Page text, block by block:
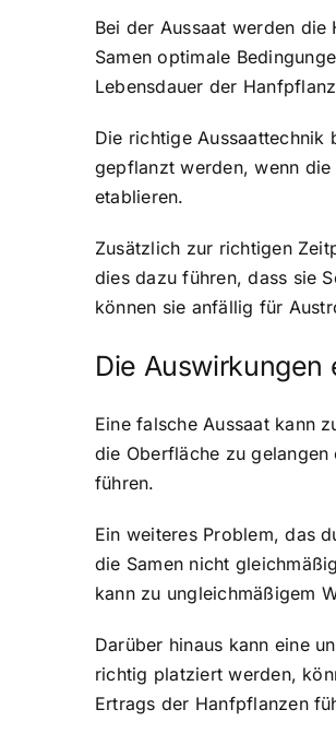
Bei der Aussaat werden
Samen optimale
Lebensdauer der
Die richtige Aussaattechnik
gepflanzt werden, wenn
etablieren.
Zusätzlich zur richtigen
dies dazu führen, dass sie
können sie anfällig für
Die Auswirkungen
Eine falsche Aussaat kann
die Oberfläche zu
führen.
Ein weiteres Problem, das
die Samen nicht
kann zu ungleichmäßigem
Darüber hinaus kann eine
richtig platziert werden,
Ertrags der Hanfpflanzen